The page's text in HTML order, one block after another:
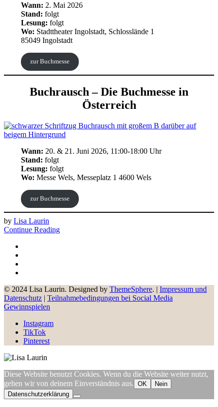
Wann: 2. Mai 2026
Stand: folgt
Lesung: folgt
Wo: Stadttheater Ingolstadt, Schlosslände 1
85049 Ingolstadt
zur Buchmesse
Buchrausch – Die Buchmesse in
Österreich
Wann: 20. & 21. Juni 2026, 11:00-18:00 Uhr
Stand: folgt
Lesung: folgt
Wo: Messe Wels, Messeplatz 1 4600 Wels
zur Buchmesse
by Lisa Laurin
Continue Reading
© 2024 Lisa Laurin. Designed by ThemeSphere. | Impressum und
Datenschutz | Teilnahmebedingungen bei Social Media
Gewinnspielen
Instagram
TikTok
Pinterest
Diese Website benutzt Cookies. Wenn du die Website weiter nutzt,
gehen wir von deinem Einverständnis aus. OK
Nein
Datenschutzerklärung